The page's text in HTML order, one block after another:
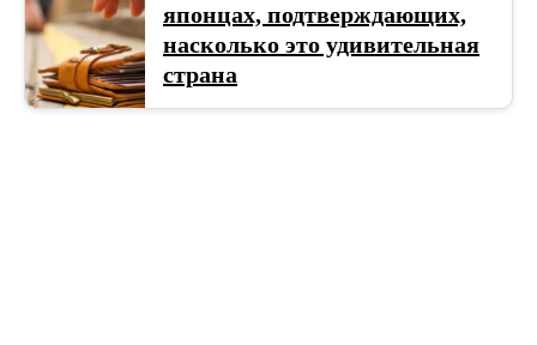
японцах, подтверждающих,
насколько это удивительная
страна